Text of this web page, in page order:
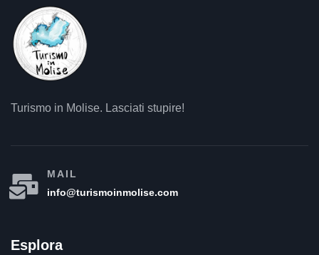
Turismo in Molise. Lasciati stupire!
MAIL
info@turismoinmolise.com
Esplora